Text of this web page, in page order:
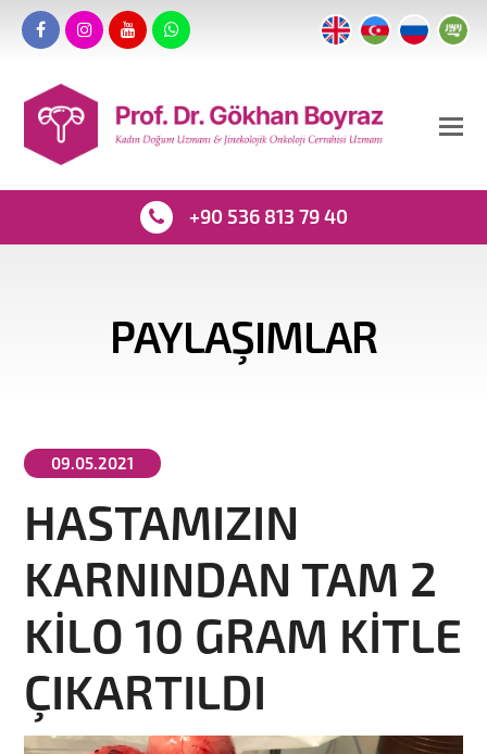
+90 536 813 79 40
PAYLAŞIMLAR
09.05.2021
HASTAMIZIN
KARNINDAN TAM 2
KİLO 10 GRAM KİTLE
ÇIKARTILDI